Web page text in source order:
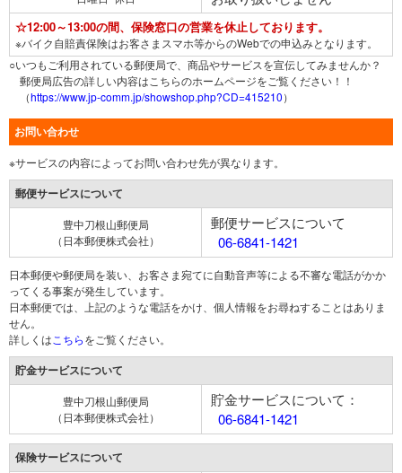
☆12:00～13:00の間、保険窓口の営業を休止しております。
※バイク自賠責保険はお客さまスマホ等からのWebでの申込みとなります。
○いつもご利用されている郵便局で、商品やサービスを宣伝してみませんか？
郵便局広告の詳しい内容はこちらのホームページをご覧ください！！
（https://www.jp-comm.jp/showshop.php?CD=415210）
お問い合わせ
※サービスの内容によってお問い合わせ先が異なります。
郵便サービスについて
豊中刀根山郵便局
（日本郵便株式会社）
郵便サービスについて
06-6841-1421
日本郵便や郵便局を装い、お客さま宛てに自動音声等による不審な電話がかか
ってくる事案が発生しています。
日本郵便では、上記のような電話をかけ、個人情報をお尋ねすることはありま
せん。
詳しくは こちらをご覧ください。
貯金サービスについて
豊中刀根山郵便局
（日本郵便株式会社）
貯金サービスについて：
06-6841-1421
保険サービスについて